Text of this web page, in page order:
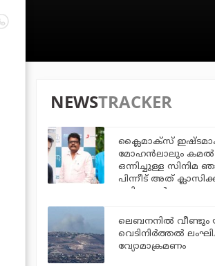
NEWSTRACKER
ക്ലൈമാക്‌സ്
മോഹന്‍ലാലും
ഒന്നിച്ചുള്ള സിനിമ
പിന്നീട് അത്
രവികുമാര്‍
ലെബനനില്‍ വീണ്ടും
വെടിനിര്‍ത്തല്‍
വ്യോമാക്രമണം